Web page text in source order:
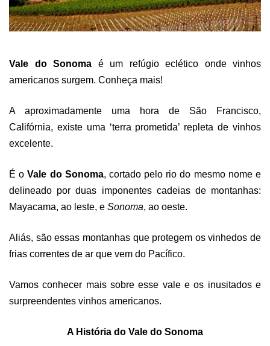
Vale doSonoma é um refúgio eclético onde vinhos
americanos surgem. Conheça mais!
A aproximadamente uma hora de São Francisco,
Califórnia, existe uma ‘terra prometida’ repleta de vinhos
excelente.
É oVale doSonoma, cortado pelo rio do mesmo nome e
delineado por duas imponentes cadeias de montanhas:
Mayacama, ao leste, e Sonoma, ao oeste.
Aliás, são essas montanhas que protegem os vinhedos de
frias correntes de ar que vem do Pacífico.
Vamos conhecer mais sobre esse vale e os inusitados e
surpreendentes vinhos americanos.
A História do Vale do Sonoma